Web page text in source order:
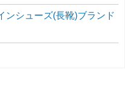
ンシューズ(長靴)ブランド